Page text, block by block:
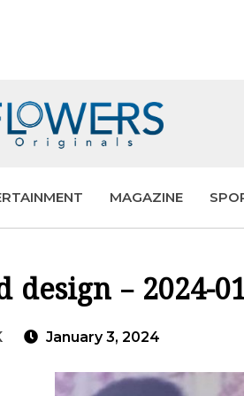
MAGAZINE
– 2024-
January 3, 2024